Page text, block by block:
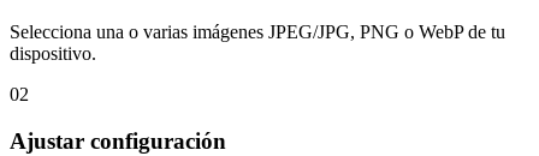
Selecciona una o varias imágenes JPEG/JPG, PNG o WebP de tu
dispositivo.
02
Ajustar configuración